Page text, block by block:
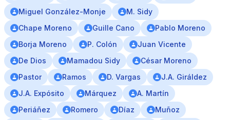
Miguel González-Monje
M. Sidy
Chape Moreno
Guille Cano
Pablo Moreno
Borja Moreno
P. Colón
Juan Vicente
De Dios
Mamadou Sidy
César Moreno
Pastor
Ramos D. Vargas
J.A. Giráldez
J.A. Expósito
Márquez
A. Martín
Periáñez
Romero Díaz
Muñoz